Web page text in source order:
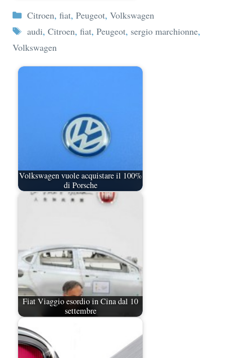
Categorie
Citroen, fiat, Peugeot, Volkswagen
Tag
audi, Citroen, fiat, Peugeot, sergio marchionne,
Volkswagen
Volkswagen vuole acquistare il 100%
di Porsche
Fiat Viaggio esordio in Cina dal 10
settembre